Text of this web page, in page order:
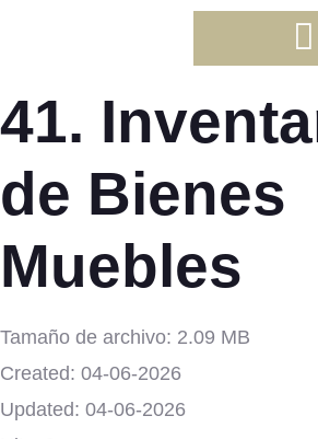
41.
de Bienes
Muebles
Tamaño de archivo: 2.09 MB
Created: 04-06-2026
Updated: 04-06-2026